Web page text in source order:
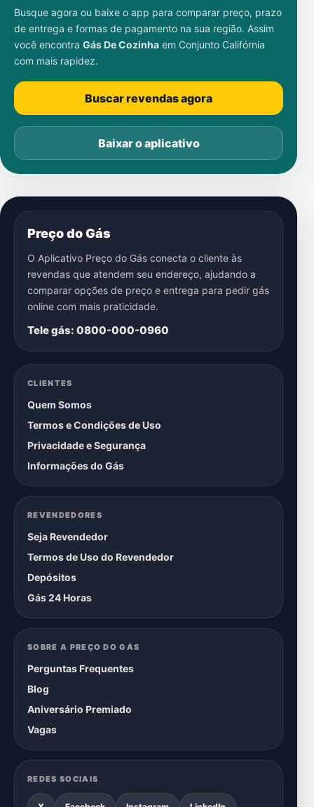
Busque agora ou baixe o app para comparar preço, prazo
de entrega e formas de pagamento na sua região. Assim
você encontra Gás De Cozinha em Conjunto Califórnia
com mais rapidez.
Buscar revendas agora
Baixar o aplicativo
Preço do Gás
O Aplicativo Preço do Gás conecta o cliente às
revendas que atendem seu endereço, ajudando a
comparar opções de preço e entrega para pedir gás
online com mais praticidade.
Tele gás: 0800-000-0960
CLIENTES
Quem Somos
Termos e Condições de Uso
Privacidade e Segurança
Informações do Gás
REVENDEDORES
Seja Revendedor
Termos de Uso do Revendedor
Depósitos
Gás 24 Horas
SOBRE A PREÇO DO GÁS
Perguntas Frequentes
Blog
Aniversário Premiado
Vagas
REDES SOCIAIS